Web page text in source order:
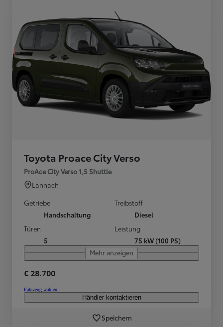
Toyota Proace City Verso
ProAce City Verso 1,5 Shuttle
Lannach
Getriebe
Handschaltung
Treibstoff
Diesel
Türen
5
Leistung
75 kW (100 PS)
Mehr anzeigen
€ 28.700
Fahrzeug wählen
Händler kontaktieren
Speichern